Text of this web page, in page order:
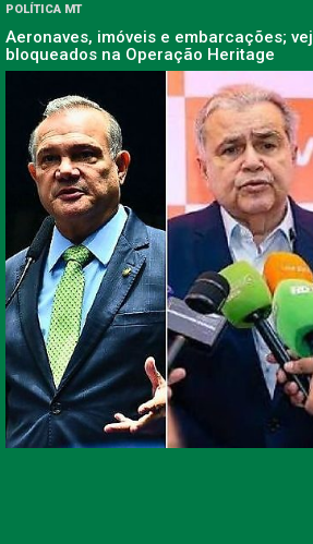
POLÍTICA MT
Aeronaves, imóveis e embarcações;
bloqueados na Operação Heritage